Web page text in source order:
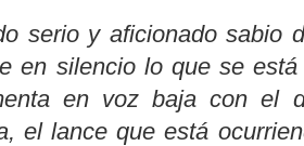
serio y aficionado sabio
en silencio lo que se
en voz baja con el
el lance que está